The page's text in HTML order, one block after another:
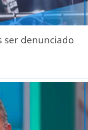
ser denunciado